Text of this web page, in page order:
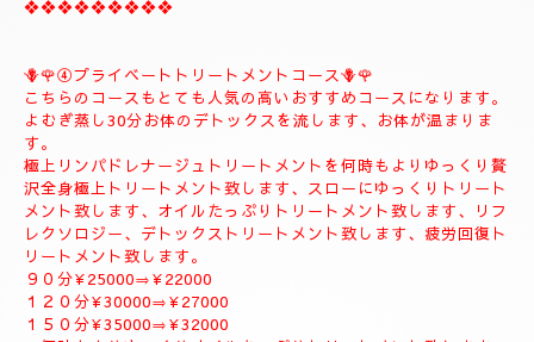
９０分¥22000
------------------------------------
♥️🌹③ラグジュアリートリートメントコース♥️🌹
贅沢全身極上リンパドレナージュトリートメント、リフレクソロ
ジーデトックストリートメントフィシャルマッサージ＆パックソ
ルトトリートメント、疲労回復トリートメントコース
９０分¥20000
１２０分¥26000
１５０分¥31000
１８０分¥37000
❖❖❖❖❖❖❖❖❖